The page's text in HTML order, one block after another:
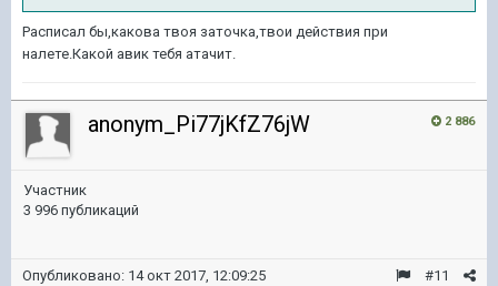
Расписал бы,какова твоя заточка,твои действия при
налете.Какой авик тебя атачит.
2 886
anonym_Pi77jKfZ76jW
Участник
3 996 публикаций
#11
Опубликовано: 14 окт 2017, 12:09:25